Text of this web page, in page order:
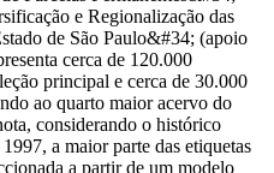
e Regionalização das
de São Paulo&#34; (apoio
cerca de 120.000
principal e cerca de 30.000
ao quarto maior acervo do
considerando o histórico
a maior parte das etiquetas
a partir de um modelo